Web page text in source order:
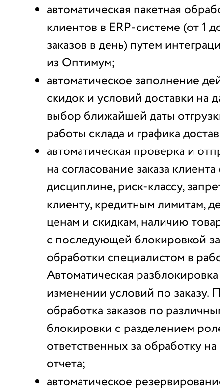
автоматическая пакетная
клиентов в ERP-системе (от 1
заказов в день) путем
из Оптимум;
автоматическое заполнение
скидок и условий доставки на
выбор ближайшей даты
работы склада и графика
автоматическая проверка и
на согласование заказа
дисциплине, риск-классу,
клиенту, кредитным лимитам,
ценам и скидкам, наличию
с последующей блокировкой
обработки специалистом в
Автоматическая
изменении условий по заказу.
обработка заказов по
блокировки с разделением
ответственных за обработку
отчета;
автоматическое